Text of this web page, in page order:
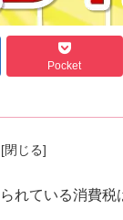
Pocket
れている消費税